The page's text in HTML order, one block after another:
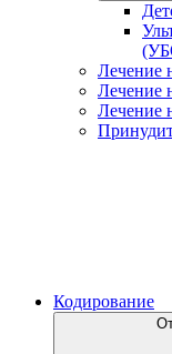
Лечение
Лечение
Лечение
Кодирование